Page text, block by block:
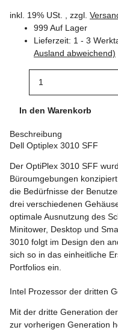
inkl. 19% USt. , zzgl.
999 Auf Lager
Lieferzeit: 1 - 3
Ausland abweichend)
In den Warenkorb
Beschreibung
Dell Optiplex 3010 SFF
Der OptiPlex 3010 SFF
Büroumgebungen
die Bedürfnisse der
drei verschiedenen
optimale Ausnutzung des
Minitower, Desktop und
3010 folgt im Design den
sich so in das einheitliche
Portfolios ein.
Intel Prozessor der dritten
Mit der dritte Generation
zur vorherigen Generation